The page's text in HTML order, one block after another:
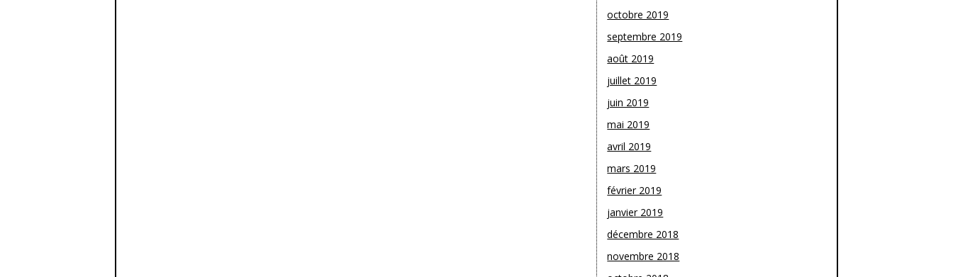
octobre 2019
septembre 2019
août 2019
juillet 2019
juin 2019
mai 2019
avril 2019
mars 2019
février 2019
janvier 2019
décembre 2018
novembre 2018